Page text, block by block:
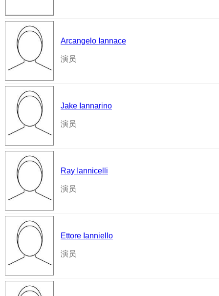
Arcangelo Iannace
演员
Jake Iannarino
演员
Ray Iannicelli
演员
Ettore Ianniello
演员